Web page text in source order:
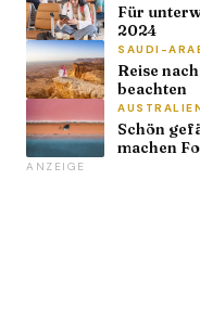
Für
2024
SAUDI-
Reise
beachten
Schön
machen
ANZEIGE